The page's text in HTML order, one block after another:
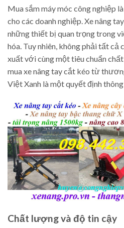
Mua sắm máy móc công nghiệp
cho các doanh nghiệp. Xe nâng
những thiết bị quan trọng trong
hóa. Tuy nhiên, không phải tất cả
xuất với cùng một tiêu chuẩn
mua xe nâng tay cắt kéo từ
Việt Xanh là một quyết định
Chất lượng và độ tin cậy